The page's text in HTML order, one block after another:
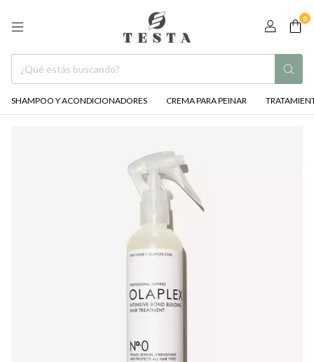
0
SHAMPOO Y ACONDICIONADORES CREMA PARA PEINAR